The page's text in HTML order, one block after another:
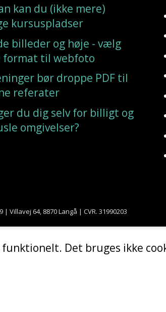
kan du (ikke mere)
kursuspladser
billeder og høje - vælg
format til webfoto
bør droppe PDF til
referater
du dig selv for billigt og
omgivelser?
Villavej 64, 8870 Langå | CVR. 31990203
Det bruges ikke